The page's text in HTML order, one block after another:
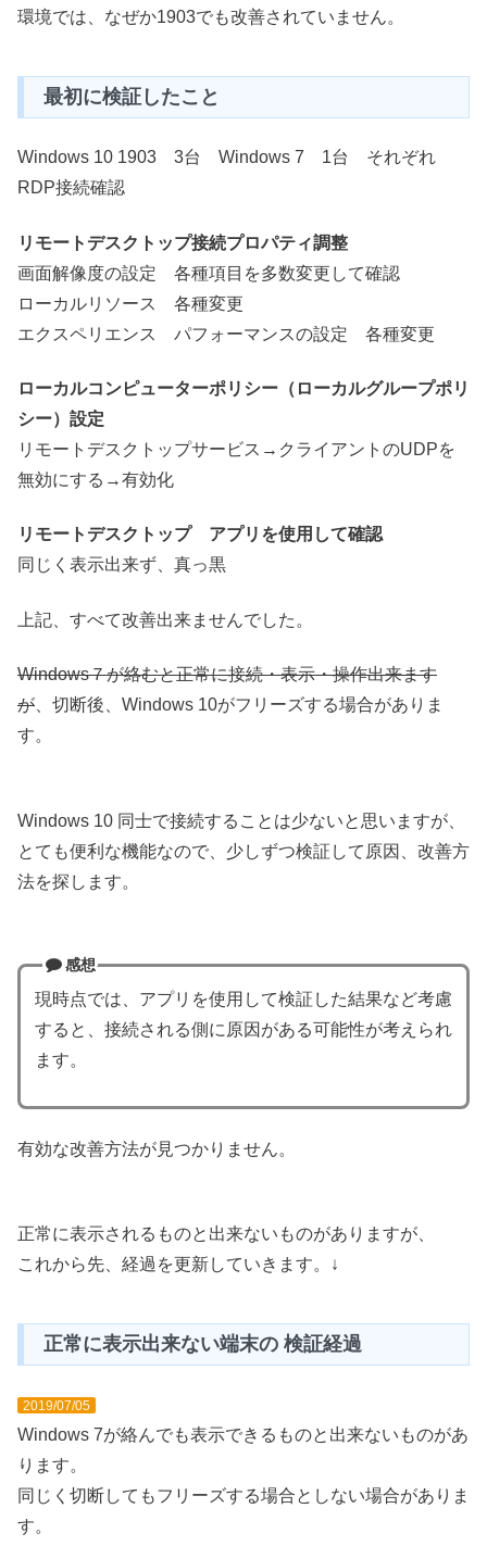
環境では、なぜか1903でも改善されていません。
最初に検証したこと
Windows 10 1903 3台 Windows 7 1台 それぞれ
RDP接続確認
リモートデスクトップ接続プロパティ調整
画面解像度の設定 各種項目を多数変更して確認
ローカルリソース 各種変更
エクスペリエンス パフォーマンスの設定 各種変更
ローカルコンピューターポリシー（ローカルグループポリ
シー）設定
リモートデスクトップサービス→クライアントのUDPを
無効にする→有効化
リモートデスクトップ アプリを使用して確認
同じく表示出来ず、真っ黒
上記、すべて改善出来ませんでした。
Windows７が絡むと正常に接続・表示・操作出来ます
が 、切断後、Windows 10がフリーズする場合がありま
す。
Windows 10 同士で接続することは少ないと思いますが、
とても便利な機能なので、少しずつ検証して原因、改善方
法を探します。
感想
現時点では、アプリを使用して検証した結果など考慮
すると、接続される側に原因がある可能性が考えられ
ます。
有効な改善方法が見つかりません。
正常に表示されるものと出来ないものがありますが、
これから先、経過を更新していきます。↓
正常に表示出来ない端末の 検証経過
2019/07/05
Windows 7が絡んでも表示できるものと出来ないものがあ
ります。
同じく切断してもフリーズする場合としない場合がありま
す。